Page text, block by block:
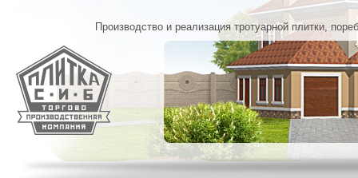
Производство и реализация тротуарной плитки,